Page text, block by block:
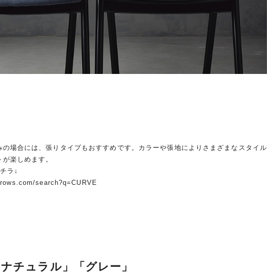
場合には、張りタイプもおすすめです。カラーや張地によりさまざまなスタイル
楽しめます。
ラ↓
search?q=CURVE
チュラル」「グレー」